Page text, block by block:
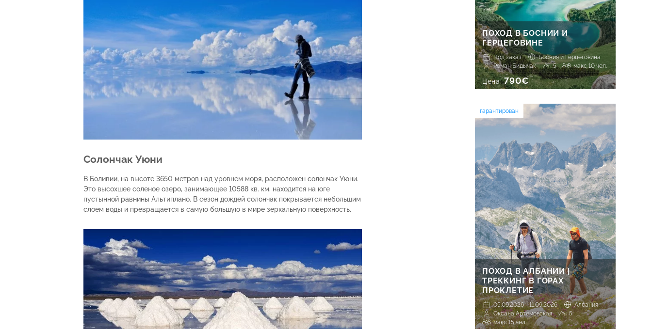
Солончак Уюни
В Боливии, на высоте 3650 метров над уровнем моря, расположен солончак Уюни.
Это высохшее соленое озеро, занимающее 10588 кв. км, находится на юге
пустынной равнины Альтиплано. В сезон дождей солончак покрывается небольшим
слоем воды и превращается в самую большую в мире зеркальную поверхность.
ПОХОД В БОСНИИ И
ГЕРЦЕГОВИНЕ
Под заказ
Босния и Герцеговина
Роман Бидычак
5 макс 10 чел.
Цена:790€
гарантирован
ПОХОД В АЛБАНИИ |
ТРЕККИНГ В ГОРАХ
ПРОКЛЕТИЕ
05.09.2026 - 11.09.2026
Албания
Оксана Артемовская
5
макс 15 чел.